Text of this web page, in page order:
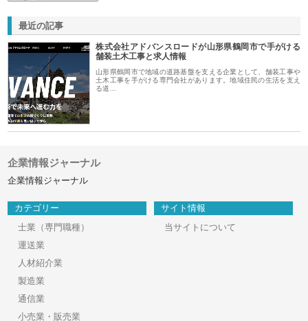
最近の記事
株式会社アドバンスロードが山形県鶴岡市で手がける
舗装土木工事と求人情報
山形県鶴岡市で地域の道路基盤を支える企業として、舗装工事や
土木工事を手がける専門会社があります。地域住民の生活を支え
る道…
企業情報ジャーナル
企業情報ジャーナル
カテゴリー
士業（専門職種）
運送業
人材紹介業
製造業
通信業
小売業・販売業
サイト情報
当サイトについて